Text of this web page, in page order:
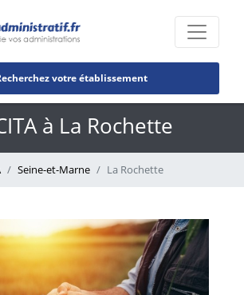
votre établissement
à La Rochette
Seine-et-Marne La Rochette